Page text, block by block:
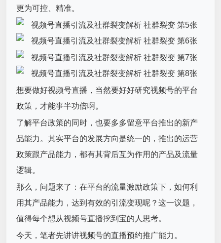
更为可控、精准。
想要做好视频号直播 ，当然要好好研究视频号的平台
政策，才能事半功倍啊。
了解平台政策的同时，也要多多留意平台推出的新产
品能力。其实平台的发展方向是统一的，推出的运营
政策跟产品能力，都有其背后互为作用的产品及流量
逻辑。
那么，问题来了：在平台的流量激励政策下，如何利
用其产品能力，达到有效的引流变现呢？这一议题，
值得每个想从视频号直播挖到宝的人思考。
今天，笔者先讲讲视频号的直播预约推广能力。